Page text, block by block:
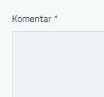
Komentar *